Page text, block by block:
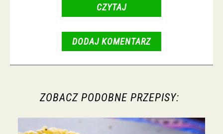
CZYTAJ
DODAJ KOMENTARZ
ZOBACZ PODOBNE PRZEPISY: